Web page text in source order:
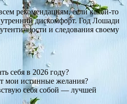
рекомендациям, если какой-то
дискомфорт. Год Лошади
и следования своему
себя в 2026 году?
мои истинные желания?
себя собой — лучшей